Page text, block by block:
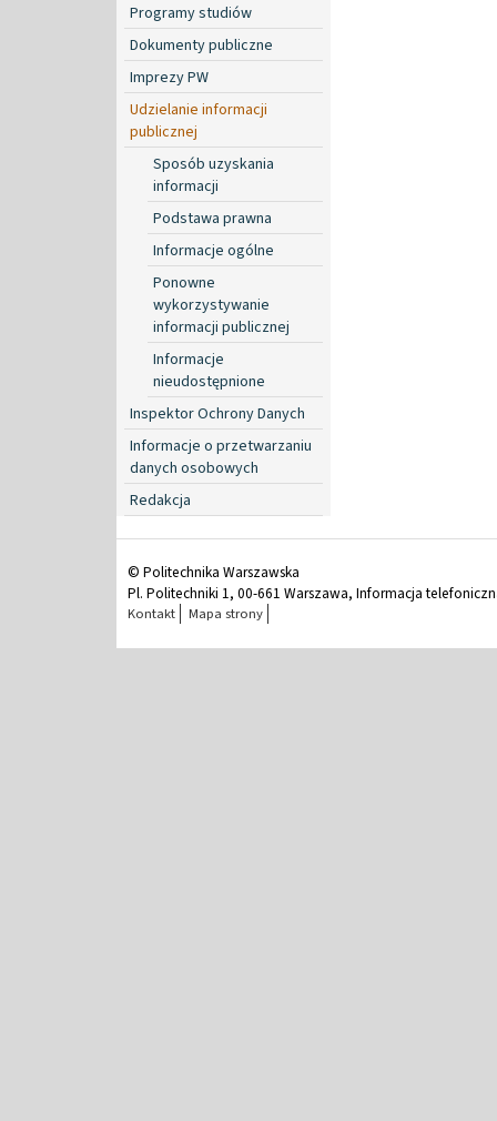
Programy studiów
Dokumenty publiczne
Imprezy PW
Udzielanie informacji
publicznej
Sposób uzyskania
informacji
Podstawa prawna
Informacje ogólne
Ponowne
wykorzystywanie
informacji publicznej
Informacje
nieudostępnione
Inspektor Ochrony Danych
Informacje o przetwarzaniu
danych osobowych
Redakcja
© Politechnika Warszawska
Pl. Politechniki 1, 00-661 Warszawa, Informacja
Kontakt Mapa strony